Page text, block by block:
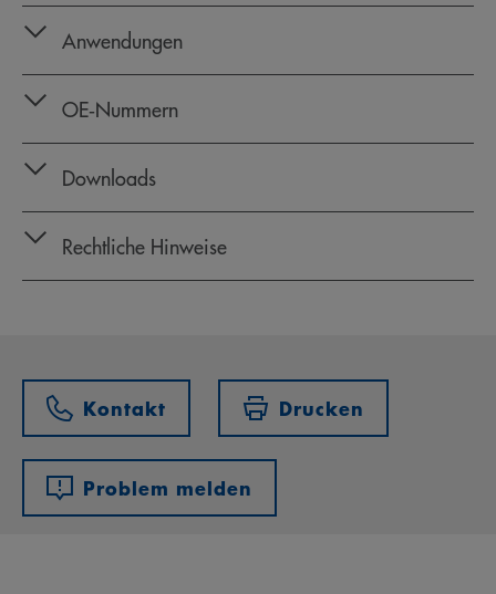
Anwendungen
OE‑Nummern
Downloads
Rechtliche Hinweise
Kontakt Drucken
Problem melden